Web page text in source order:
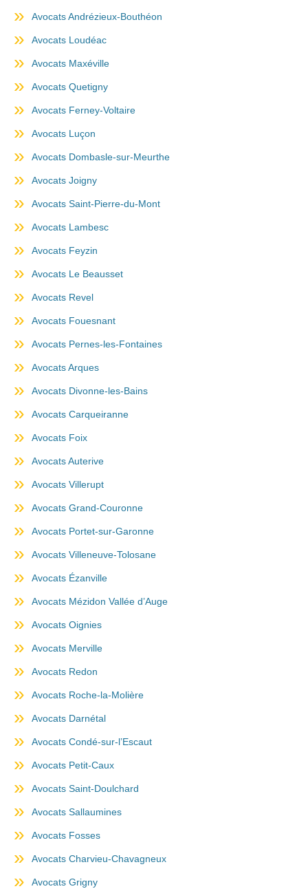
Avocats Andrézieux-Bouthéon
Avocats Loudéac
Avocats Maxéville
Avocats Quetigny
Avocats Ferney-Voltaire
Avocats Luçon
Avocats Dombasle-sur-Meurthe
Avocats Joigny
Avocats Saint-Pierre-du-Mont
Avocats Lambesc
Avocats Feyzin
Avocats Le Beausset
Avocats Revel
Avocats Fouesnant
Avocats Pernes-les-Fontaines
Avocats Arques
Avocats Divonne-les-Bains
Avocats Carqueiranne
Avocats Foix
Avocats Auterive
Avocats Villerupt
Avocats Grand-Couronne
Avocats Portet-sur-Garonne
Avocats Villeneuve-Tolosane
Avocats Ézanville
Avocats Mézidon Vallée d’Auge
Avocats Oignies
Avocats Merville
Avocats Redon
Avocats Roche-la-Molière
Avocats Darnétal
Avocats Condé-sur-l’Escaut
Avocats Petit-Caux
Avocats Saint-Doulchard
Avocats Sallaumines
Avocats Fosses
Avocats Charvieu-Chavagneux
Avocats Grigny